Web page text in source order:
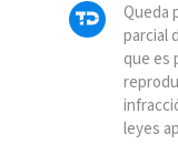
Queda
parcial
que es
leyes